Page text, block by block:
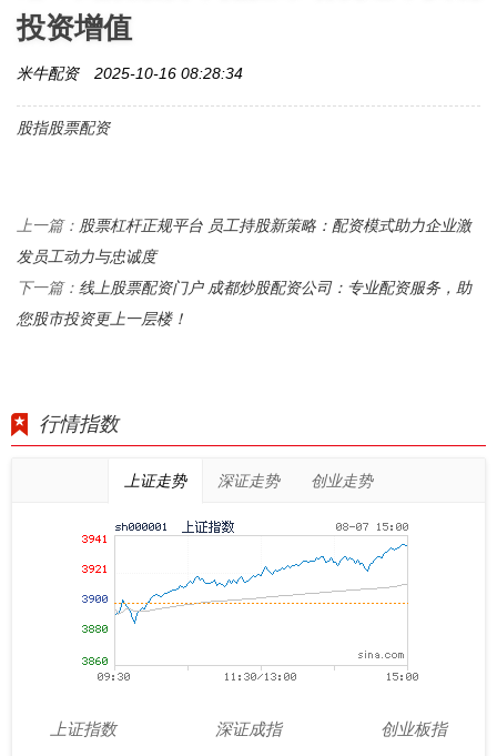
投资增值
米牛配资 2025-10-16 08:28:34
股指股票配资
上一篇： 股票杠杆正规平台 员工持股新策略：配资模式助力企业激
发员工动力与忠诚度
下一篇： 线上股票配资门户 成都炒股配资公司：专业配资服务，助
您股市投资更上一层楼！
行情指数
上证走势 深证走势 创业走势
上证指数
深证成指
创业板指